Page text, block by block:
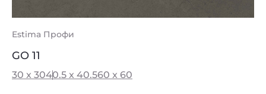
Estima Профи
GO 11
30 x 3040.5 x 40.560 x 60